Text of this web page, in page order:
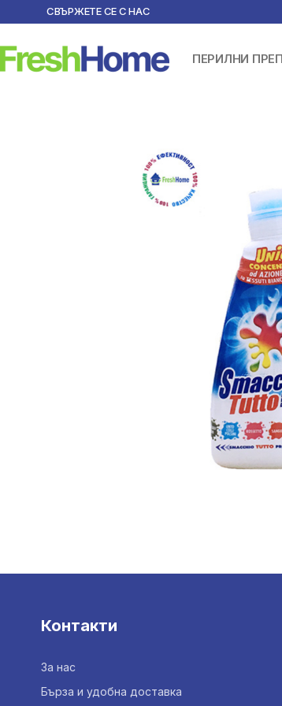
СВЪРЖЕТЕ СЕ С НАС
ПЕРИЛНИ
Контакти
За нас
Бърза и удобна доставка